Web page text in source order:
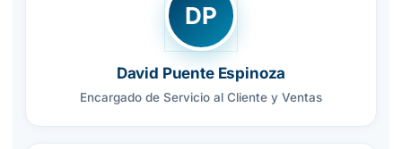
DP
David Puente Espinoza
Encargado de Servicio al Cliente y Ventas